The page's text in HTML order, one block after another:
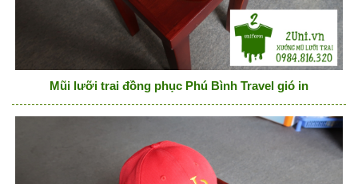
Mũi lưỡi trai đồng phục Phú Bình Travel gió in